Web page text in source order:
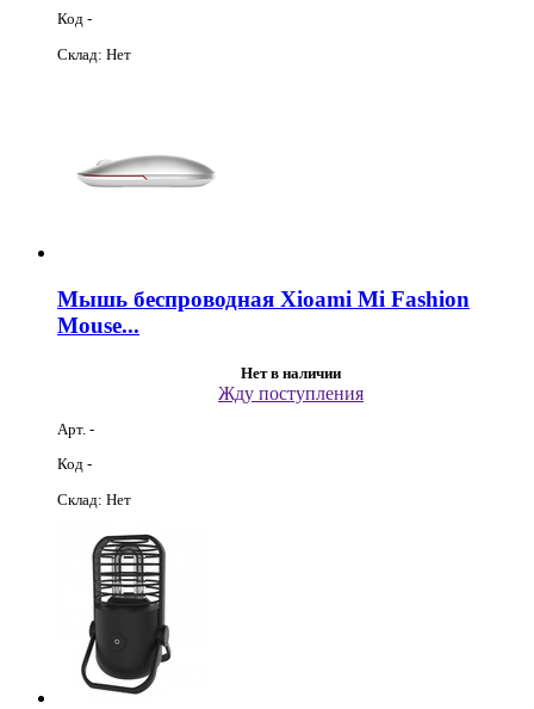
Код -
Склад: Нет
Мышь беспроводная Xioami Mi Fashion
Mouse...
Нет в наличии
Жду поступления
Арт. -
Код -
Склад: Нет